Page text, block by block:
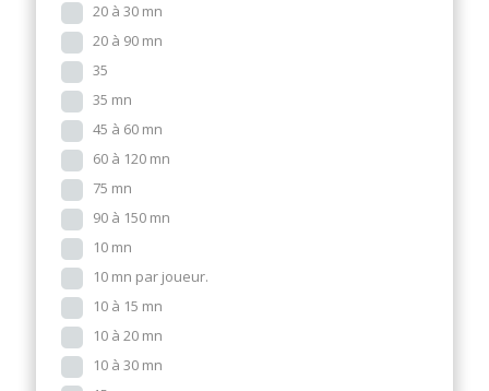
20 à 30 mn
20 à 90 mn
35
35 mn
45 à 60 mn
60 à 120 mn
75 mn
90 à 150 mn
10 mn
10 mn par joueur.
10 à 15 mn
10 à 20 mn
10 à 30 mn